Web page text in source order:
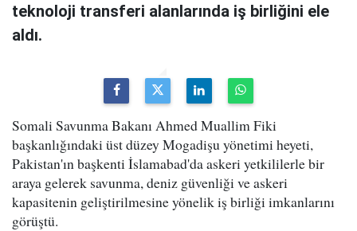
teknoloji transferi alanlarında iş birliğini ele
aldı.
Somali Savunma Bakanı Ahmed Muallim Fiki
başkanlığındaki üst düzey Mogadişu yönetimi heyeti,
Pakistan'ın başkenti İslamabad'da askeri yetkililerle bir
araya gelerek savunma, deniz güvenliği ve askeri
kapasitenin geliştirilmesine yönelik iş birliği imkanlarını
görüştü.